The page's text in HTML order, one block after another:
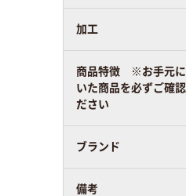
加工
商品特徴 ※お手元
いた商品を必ずご確認
ださい
ブランド
備考